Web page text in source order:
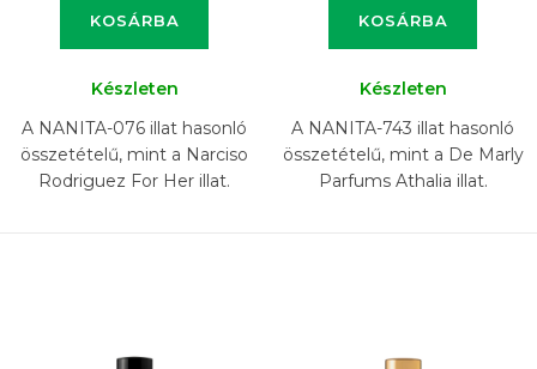
KOSÁRBA
Készleten
A NANITA-076 illat hasonló
összetételű, mint a Narciso
Rodriguez For Her illat.
KOSÁRBA
Készleten
A NANITA-743 illat hasonló
összetételű, mint a De Marly
Parfums Athalia illat.